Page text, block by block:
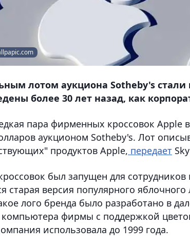
лотом аукциона Sotheby's стали
более 30 лет назад, как
пара фирменных кроссовок Apple
аукционом Sotheby's. Лот
продуктов Apple, передает
был запущен для
старая версия популярного
лого бренда было разработано в
компьютера фирмы с поддержкой
использовала до 1999 года.